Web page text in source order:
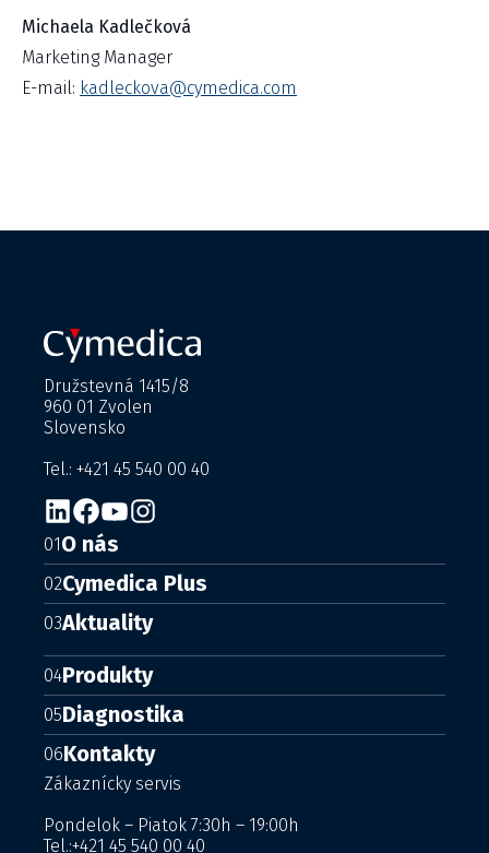
Michaela Kadlečková
Marketing Manager
E-mail: kadleckova@cymedica.com
Družstevná 1415/8
960 01 Zvolen
Slovensko
Tel.: +421 45 540 00 40
01O nás
02Cymedica Plus
03Aktuality
04Produkty
05Diagnostika
06Kontakty
Zákaznícky servis
Pondelok – Piatok 7:30h – 19:00h
Tel.:+421 45 540 00 40